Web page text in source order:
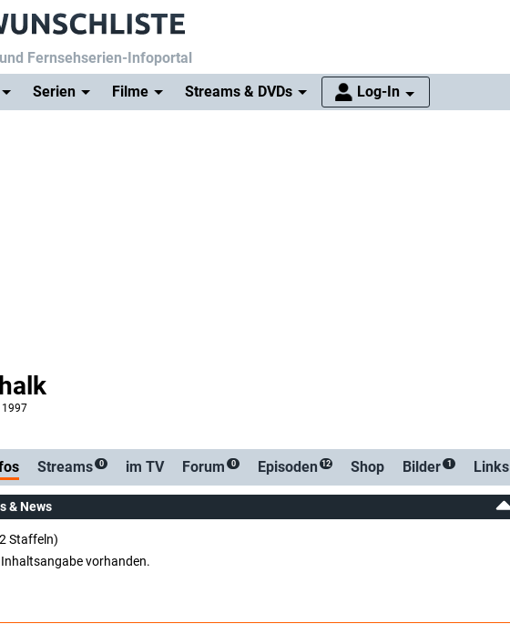
Fernsehserien-Infoportal
Serien Filme Streams & DVDs Log-In
1997
Streams 0 im TV Forum 0 Episoden 12 Shop Bilder 1 Links
& News
Staffeln)
Inhaltsangabe vorhanden.